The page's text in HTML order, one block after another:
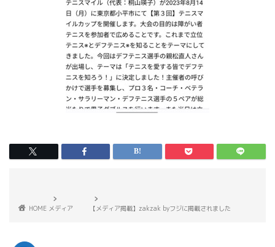
HOME メディア 【メディア掲載】zakzak byフジに掲載されました